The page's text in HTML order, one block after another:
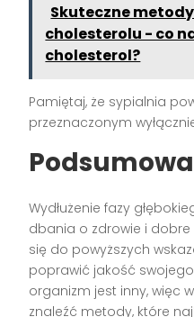
Skuteczne
cholesterolu - co
cholesterol?
Pamiętaj, że sypialnia
przeznaczonym
Wydłużenie fazy
dbania o zdrowie i
się do powyższych
poprawić jakość
organizm jest inny, więc
znaleźć metody, które